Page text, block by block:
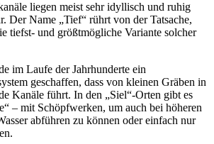
liegen meist sehr idyllisch und ruhig
Der Name „Tief“ rührt von der Tatsache,
tiefst- und größtmögliche Variante solcher
im Laufe der Jahrhunderte ein
geschaffen, dass von kleinen Gräben in
Kanäle führt. In den „Siel“-Orten gibt es
– mit Schöpfwerken, um auch bei höheren
abführen zu können oder einfach nur